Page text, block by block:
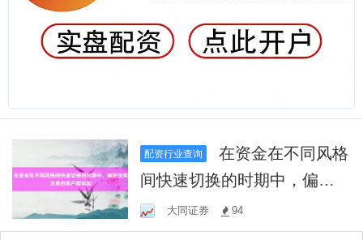
配资行业查询
在资金在不同风格
间快速切换的时期中，偏好
逆向交易的账户群体如
大同证券 94